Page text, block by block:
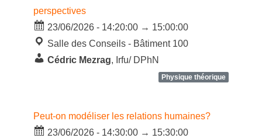
perspectives
23/06/2026 - 14:20:00 → 15:00:00
Salle des Conseils - Bâtiment 100
Cédric Mezrag, Irfu/ DPhN
Physique théorique
Peut-on modéliser les relations humaines?
23/06/2026 - 14:30:00 → 15:30:00